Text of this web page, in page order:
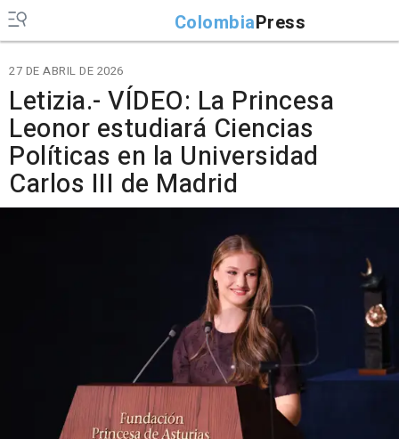
ColombiaPress
27 DE ABRIL DE 2026
Letizia.- VÍDEO: La Princesa
Leonor estudiará Ciencias
Políticas en la Universidad
Carlos III de Madrid